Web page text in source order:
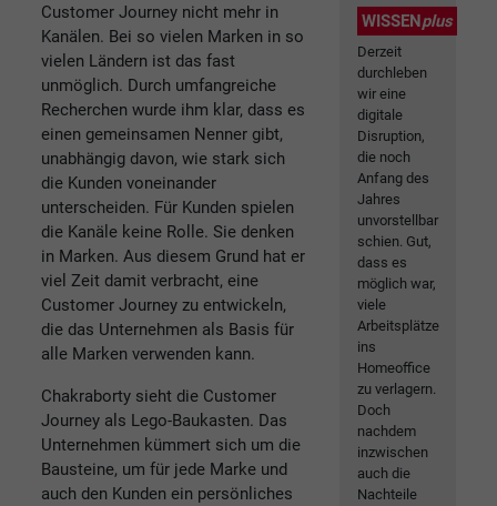
Customer Journey nicht mehr in
Kanälen. Bei so vielen Marken in so
vielen Ländern ist das fast
unmöglich. Durch umfangreiche
Recherchen wurde ihm klar, dass es
einen gemeinsamen Nenner gibt,
unabhängig davon, wie stark sich
die Kunden voneinander
unterscheiden. Für Kunden spielen
die Kanäle keine Rolle. Sie denken
in Marken. Aus diesem Grund hat er
viel Zeit damit verbracht, eine
Customer Journey zu entwickeln,
die das Unternehmen als Basis für
alle Marken verwenden kann.
Chakraborty sieht die Customer
Journey als Lego-Baukasten. Das
Unternehmen kümmert sich um die
Bausteine, um für jede Marke und
auch den Kunden ein persönliches
WISSENplus
Derzeit
durchleben
wir eine
digitale
Disruption,
die noch
Anfang des
Jahres
unvorstellbar
schien. Gut,
dass es
möglich war,
viele
Arbeitsplätze
ins
Homeoffice
zu verlagern.
Doch
nachdem
inzwischen
auch die
Nachteile